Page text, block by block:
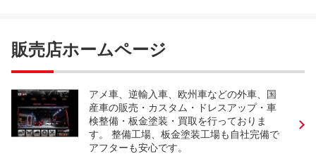
販売店ホームページ
アメ車、逆輸入車、欧州車などの外車、国
産車の販売・カスタム・ドレスアップ・車
検整備・板金塗装・買取を行っておりま
す。 整備工場、板金塗装工場も自社完備で
アフターも安心です。